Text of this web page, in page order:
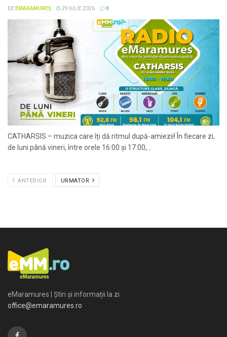
DE EMARAMUREȘ 29 IULIE 2026 0
CATHARSIS – muzica care îți dă ritmul după-amiezii! În fiecare zi,
de luni până vineri, între orele 16:00 și 17:00,...
ANTERIOR URMATOR
eMaramures | Știri și informații la zi
office@emaramures.ro